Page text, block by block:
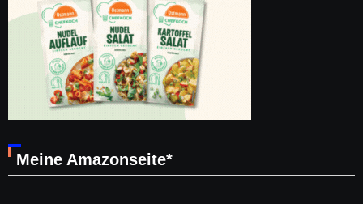
Meine Amazonseite*